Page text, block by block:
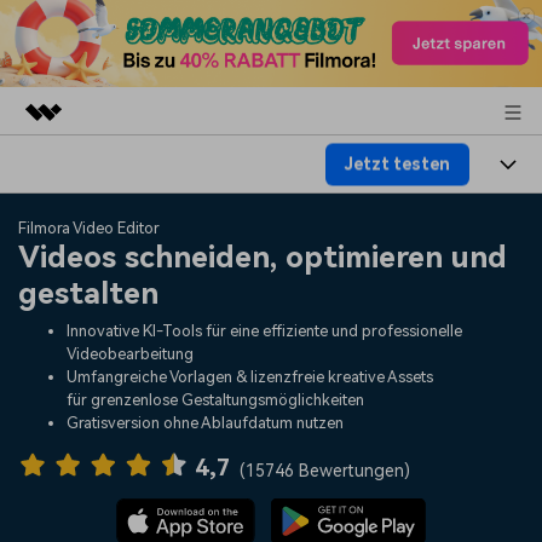
Dienstprogramme
Business
Überblick
Lösungen
Über uns
Presseraum
Support
Jetzt testen
Produkte
Plattformen
Funktionen
Assets
KI
Video/Foto
Audio
Lösungen
Soziale Medien
Marketing & Business
Lifestyle & Spaß
Ressourcen
Video-Prompts
Über 100 heiße Video-
Meisterkurs
Beherrschen Sie
Hilfe-Center
Erste Schritte
Filmora Video Editor
Videos schneiden, optimieren und
gestalten
Innovative KI-Tools für eine effiziente und professionelle
Videobearbeitung
Umfangreiche Vorlagen & lizenzfreie kreative Assets
für grenzenlose Gestaltungsmöglichkeiten
Gratisversion ohne Ablaufdatum nutzen
4,7 (15746 Bewertungen)